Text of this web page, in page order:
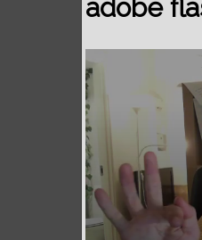
adobe
0%